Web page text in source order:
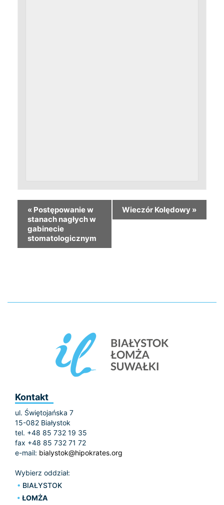
« Postępowanie w
stanach nagłych w
gabinecie
stomatologicznym
Wieczór Kolędowy »
Kontakt
ul. Świętojańska 7
15-082 Białystok
tel. +48 85 732 19 35
fax +48 85 732 71 72
e-mail: bialystok@hipokrates.org
Wybierz oddział:
BIAŁYSTOK
ŁOMŻA